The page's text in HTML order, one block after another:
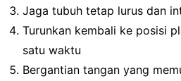
Jaga tubuh tetap lurus dan
Turunkan kembali ke posisi
satu waktu
Bergantian tangan yang